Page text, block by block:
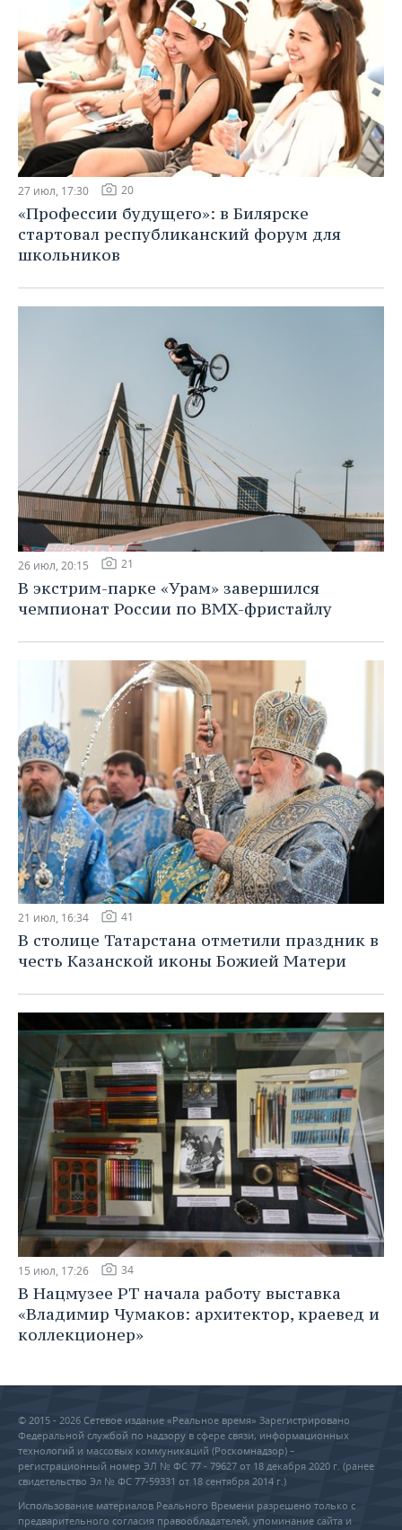
27 июл, 17:30 20
«Профессии будущего»: в Билярске
стартовал республиканский форум для
школьников
26 июл, 20:15 21
В экстрим-парке «Урам» завершился
чемпионат России по BMX-фристайлу
21 июл, 16:34 41
В столице Татарстана отметили праздник в
честь Казанской иконы Божией Матери
15 июл, 17:26 34
В Нацмузее РТ начала работу выставка
«Владимир Чумаков: архитектор, краевед и
коллекционер»
© 2015 - 2026 Сетевое издание «Реальное время» Зарегистрировано
Федеральной службой по надзору в сфере связи, информационных
технологий и массовых коммуникаций (Роскомнадзор) –
регистрационный номер ЭЛ № ФС 77 - 79627 от 18 декабря 2020 г. (ранее
свидетельство Эл № ФС 77-59331 от 18 сентября 2014 г.)
Использование материалов Реального Времени разрешено только с
предварительного согласия правообладателей, упоминание сайта и